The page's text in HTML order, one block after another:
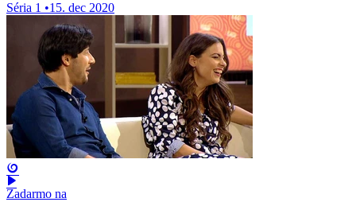
Séria 1 •15. dec 2020
Zadarmo na